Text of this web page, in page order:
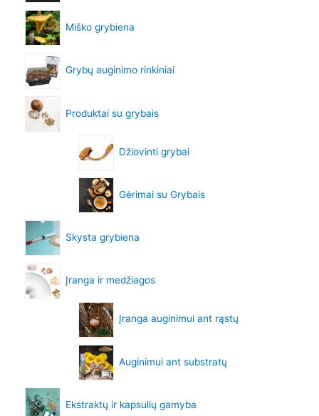
Miško grybiena
Grybų auginimo rinkiniai
Produktai su grybais
Džiovinti grybai
Gėrimai su Grybais
Skysta grybiena
Įranga ir medžiagos
Įranga auginimui ant rąstų
Auginimui ant substratų
Ekstraktų ir kapsulių gamyba